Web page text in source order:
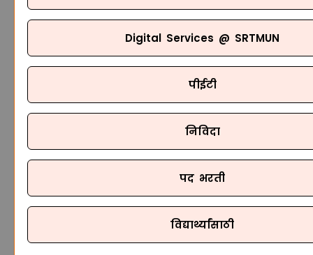
Digital Services @ SRTMUN
पीईटी
निविदा
पद भरती
विद्यार्थ्यांसाठी